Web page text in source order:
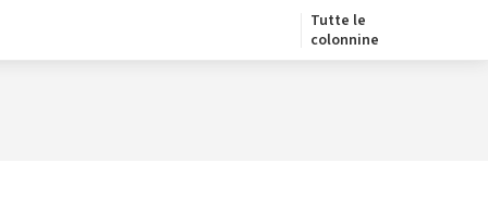
Tutte le
colonnine